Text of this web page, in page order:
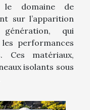
le domaine de
sur l’apparition
qui
performances
Ces matériaux,
isolants sous